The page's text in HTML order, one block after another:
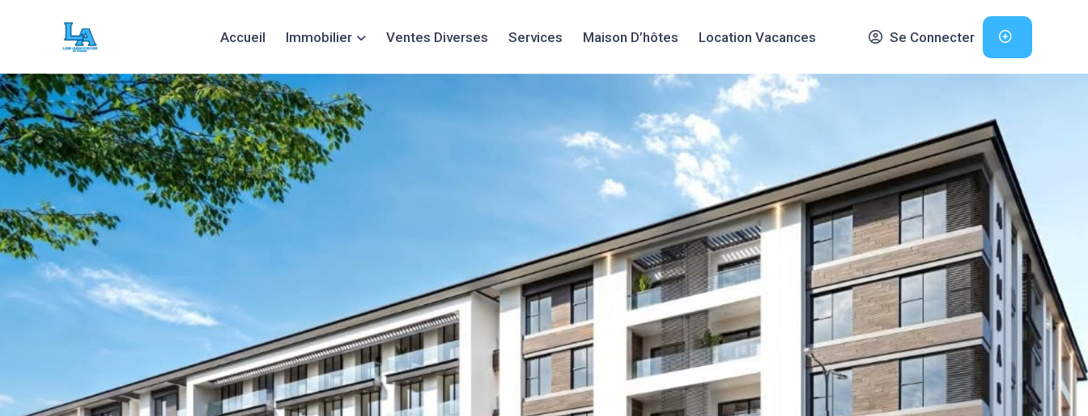
Accueil Immobilier Ventes Diverses Services Maison D’hôtes Location Vacances Se Connecter